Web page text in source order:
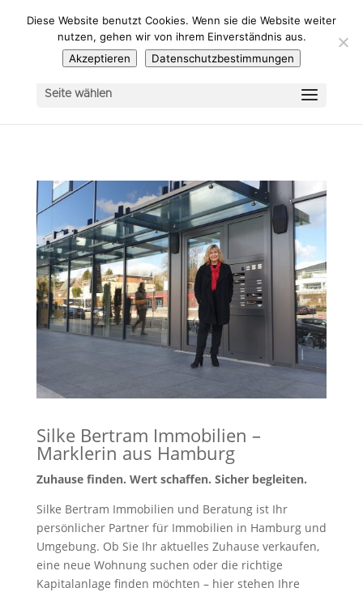
Seite wählen
Silke Bertram Immobilien –
Marklerin aus Hamburg
Zuhause finden. Wert schaffen. Sicher begleiten.
Silke Bertram Immobilien und Beratung ist Ihr
persönlicher Partner für Immobilien in Hamburg und
Umgebung. Ob Sie Ihr aktuelles Zuhause verkaufen,
eine neue Wohnung suchen oder die richtige
Kapitalanlage finden möchten – hier stehen Ihre
Diese Website benutzt Cookies. Wenn sie die Website weiter
nutzen, gehen wir von ihrem Einverständnis aus.
Akzeptieren
Datenschutzbestimmungen